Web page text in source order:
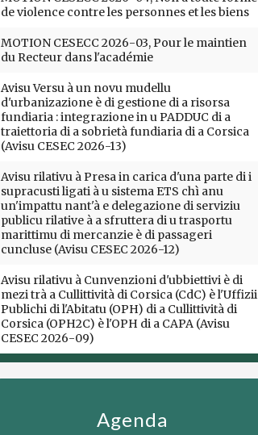
de violence contre les personnes et les biens
MOTION CESECC 2026-03, Pour le maintien
du Recteur dans l'académie
Avisu Versu à un novu mudellu
d'urbanizazione è di gestione di a risorsa
fundiaria : integrazione in u PADDUC di a
traiettoria di a sobrietà fundiaria di a Corsica
(Avisu CESEC 2026-13)
Avisu rilativu à Presa in carica d'una parte di i
supracusti ligati à u sistema ETS chì anu
un'impattu nant'à e delegazione di serviziu
publicu rilative à a sfruttera di u trasportu
marittimu di mercanzie è di passageri
cuncluse (Avisu CESEC 2026-12)
Avisu rilativu à Cunvenzioni d'ubbiettivi è di
mezi trà a Cullittività di Corsica (CdC) è l'Uffizii
Publichi di l'Abitatu (OPH) di a Cullittività di
Corsica (OPH2C) è l'OPH di a CAPA (Avisu
CESEC 2026-09)
Agenda